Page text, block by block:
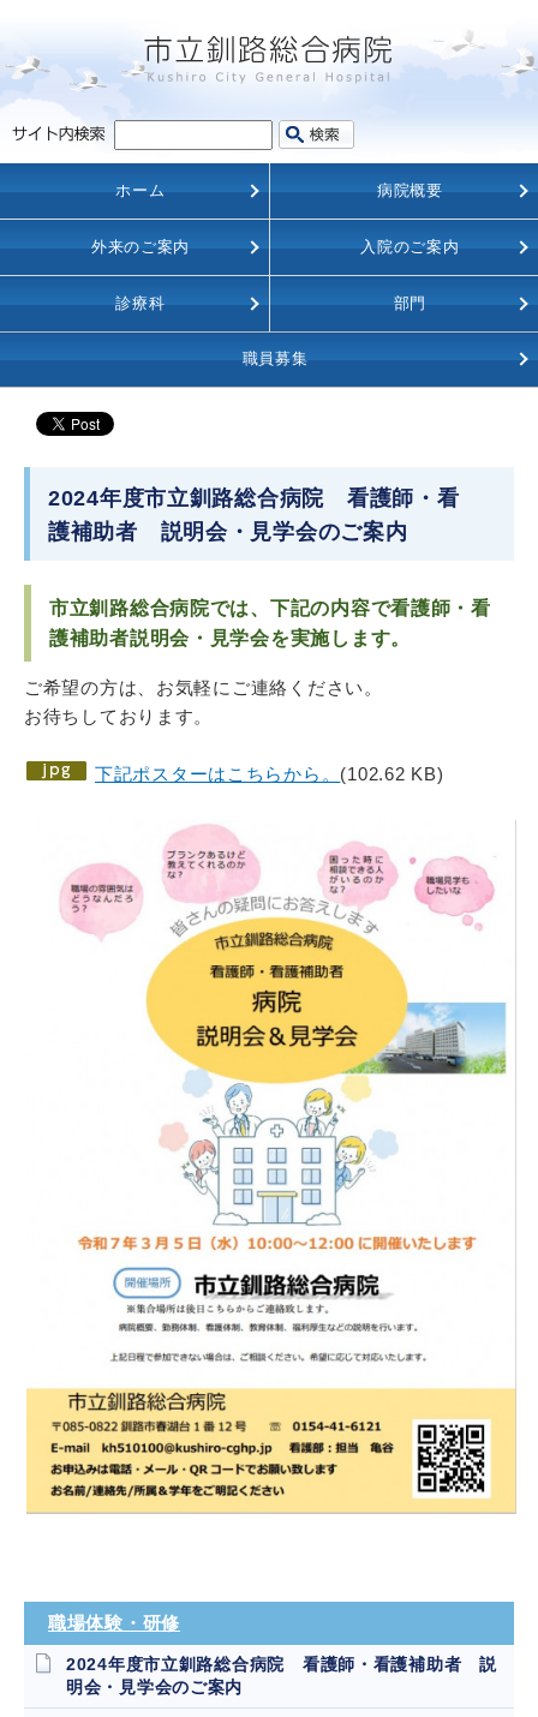
ホーム 病院概要
外来のご案内 入院のご案内
診療科 部門
職員募集
2024年度市立釧路総合病院 看護師・看
護補助者 説明会・見学会のご案内
市立釧路総合病院では、下記の内容で看護師・看
護補助者説明会・見学会を実施します。
ご希望の方は、お気軽にご連絡ください。
お待ちしております。
下記ポスターはこちらから。 (102.62 KB)
職場体験・研修
2024年度市立釧路総合病院 看護師・看護補助者 説
明会・見学会のご案内